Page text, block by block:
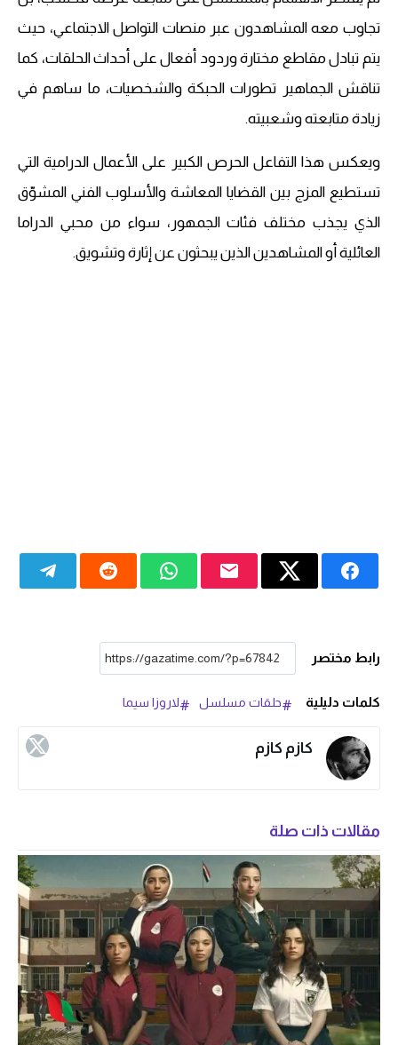
تجاوب معه المشاهدون عبر منصات التواصل الاجتماعي، حيث
يتم تبادل مقاطع مختارة وردود أفعال على أحداث الحلقات، كما
تناقش الجماهير تطورات الحبكة والشخصيات، ما ساهم في
زيادة متابعته وشعبيته.
ويعكس هذا التفاعل الحرص الكبير على الأعمال الدرامية التي
تستطيع المزج بين القضايا المعاشة والأسلوب الفني المشوّق
الذي يجذب مختلف فئات الجمهور، سواء من محبي الدراما
العائلية أو المشاهدين الذين يبحثون عن إثارة وتشويق.
رابط مختصر
كلمات دليلية حلقات مسلسل لاروزا سيما
كازم كازم
مقالات ذات صلة